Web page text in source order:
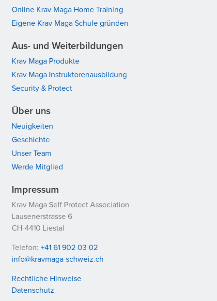
Online Krav Maga Home Training
Eigene Krav Maga Schule gründen
Aus- und Weiterbildungen
Krav Maga Produkte
Krav Maga Instruktorenausbildung
Security & Protect
Über uns
Neuigkeiten
Geschichte
Unser Team
Werde Mitglied
Impressum
Krav Maga Self Protect Association
Lausenerstrasse 6
CH-4410 Liestal
Telefon: +41 61 902 03 02
info@kravmaga-schweiz.ch
Rechtliche Hinweise
Datenschutz